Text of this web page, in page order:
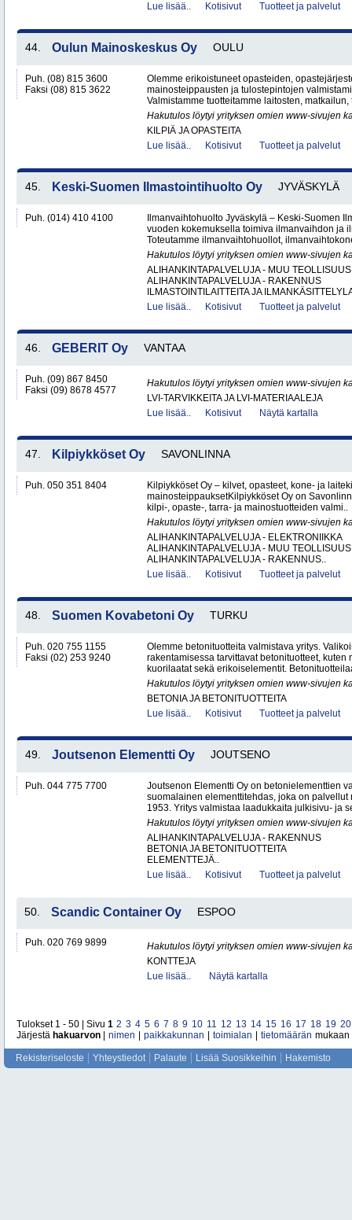
Lue lisää..
Kotisivut Tuotteet ja palvelut
44. Oulun Mainoskeskus Oy OULU
Puh. (08) 815 3600
Faksi (08) 815 3622
Olemme erikoistuneet opasteiden,
mainosteippausten ja tulostepintojen
Valmistamme tuotteitamme laitosten, matkailun,
Hakutulos löytyi yrityksen omien www-sivujen
KILPIÄ JA OPASTEITA
Lue lisää..
Kotisivut Tuotteet ja palvelut
45. Keski-Suomen Ilmastointihuolto Oy JYVÄSKYLÄ
Puh. (014) 410 4100
Ilmanvaihtohuolto Jyväskylä – Keski-Suomen
vuoden kokemuksella toimiva ilmanvaihdon ja
Toteutamme ilmanvaihtohuollot,
Hakutulos löytyi yrityksen omien www-sivujen
ALIHANKINTAPALVELUJA - MUU TEOLLISUUS
ALIHANKINTAPALVELUJA - RAKENNUS
ILMASTOINTILAITTEITA JA
Lue lisää..
Kotisivut Tuotteet ja palvelut
46. GEBERIT Oy VANTAA
Puh. (09) 867 8450
Faksi (09) 8678 4577
Hakutulos löytyi yrityksen omien www-sivujen
LVI-TARVIKKEITA JA LVI-MATERIAALEJA
Lue lisää..
Kotisivut Näytä kartalla
47. Kilpiykköset Oy SAVONLINNA
Puh. 050 351 8404
Kilpiykköset Oy – kilvet, opasteet, kone- ja
mainosteippauksetKilpiykköset Oy on
kilpi-, opaste-, tarra- ja mainostuotteiden valmi..
Hakutulos löytyi yrityksen omien www-sivujen
ALIHANKINTAPALVELUJA - ELEKTRONIIKKA
ALIHANKINTAPALVELUJA - MUU TEOLLISUUS
ALIHANKINTAPALVELUJA - RAKENNUS..
Lue lisää..
Kotisivut Tuotteet ja palvelut
48. Suomen Kovabetoni Oy TURKU
Puh. 020 755 1155
Faksi (02) 253 9240
Olemme betonituotteita valmistava yritys.
rakentamisessa tarvittavat betonituotteet, kuten
kuorilaatat sekä erikoiselementit.
Hakutulos löytyi yrityksen omien www-sivujen
BETONIA JA BETONITUOTTEITA
Lue lisää..
Kotisivut Tuotteet ja palvelut
49. Joutsenon Elementti Oy JOUTSENO
Puh. 044 775 7700
Joutsenon Elementti Oy on betonielementtien
suomalainen elementtitehdas, joka on
1953. Yritys valmistaa laadukkaita julkisivu- ja
Hakutulos löytyi yrityksen omien www-sivujen
ALIHANKINTAPALVELUJA - RAKENNUS
BETONIA JA BETONITUOTTEITA
ELEMENTTEJÄ..
Lue lisää..
Kotisivut Tuotteet ja palvelut
50. Scandic Container Oy ESPOO
Puh. 020 769 9899
Hakutulos löytyi yrityksen omien www-sivujen
KONTTEJA
Lue lisää..
Näytä kartalla
Tulokset 1 - 50 | Sivu 1 2 3 4 5 6 7 8 9 10 11 12 13 14 15 16 17 18 19 20
Järjestä hakuarvon nimen paikkakunnan toimialan tietomäärän mukaan
Rekisteriseloste Yhteystiedot Palaute Lisää Suosikkeihin Hakemisto